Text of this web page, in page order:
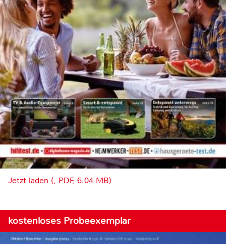
Jetzt laden (, PDF, 6.04 MB)
kostenloses Probeexemplar